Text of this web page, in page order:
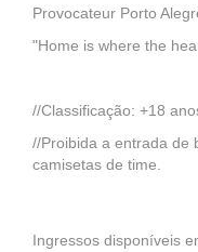
Provocateur Porto
"Home is where the
//Classificação: +18
//Proibida a entrada de
camisetas de time.
Ingressos disponíveis